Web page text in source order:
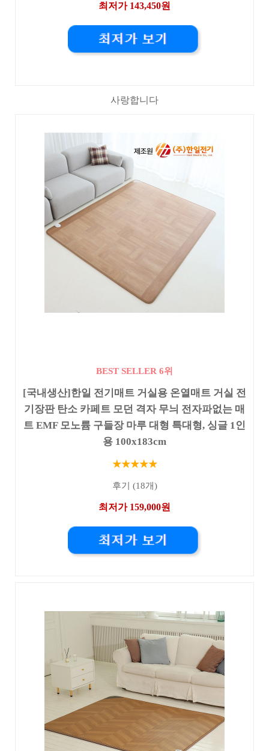
최저가 143,450원
사랑합니다
BEST SELLER 6위
[국내생산]한일 전기매트 거실용 온열매트 거실 전
기장판 탄소 카페트 모던 격자 무늬 전자파없는 매
트 EMF 모노륨 구들장 마루 대형 특대형, 싱글 1인
용 100x183cm
★★★★★
후기 (18개)
최저가 159,000원